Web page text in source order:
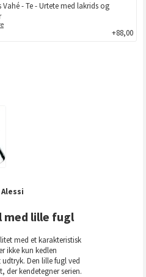
Vahé - Te - Urtete med lakrids og
+88,00
med lille fugl
med et karakteristisk
ikke kun kedlen
Den lille fugl ved
der kendetegner serien.